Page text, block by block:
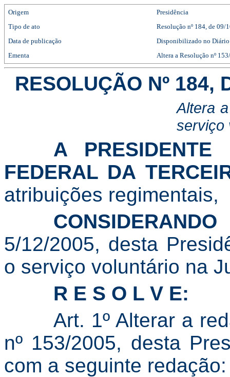
Origem
Presidência
Tipo de ato
Resolução nº 184, de 09/
Data de publicação
Disponibilizado no Diário
Ementa
Altera a Resolução nº
RESOLUÇÃO Nº 184,
Altera
serviço
A PRESIDENTE
FEDERAL DA
atribuições regimentais,
CONSIDERANDO
5/12/2005, desta
o serviço voluntário na
R E S O L V E:
Art. 1º Alterar a
nº 153/2005, desta
com a seguinte redação: